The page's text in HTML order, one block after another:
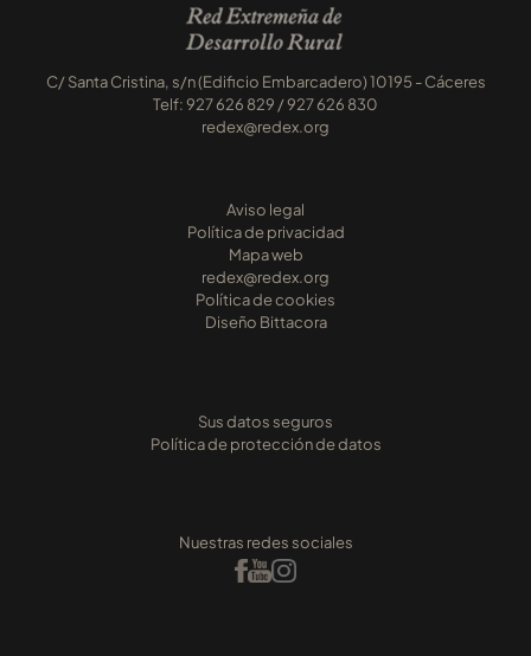
C/ Santa Cristina, s/n (Edificio Embarcadero) 10195 - Cáceres
Telf: 927 626 829 / 927 626 830
redex@redex.org
Aviso legal
Política de privacidad
Mapa web
redex@redex.org
Política de cookies
Diseño Bittacora
Sus datos seguros
Política de protección de datos
Nuestras redes sociales